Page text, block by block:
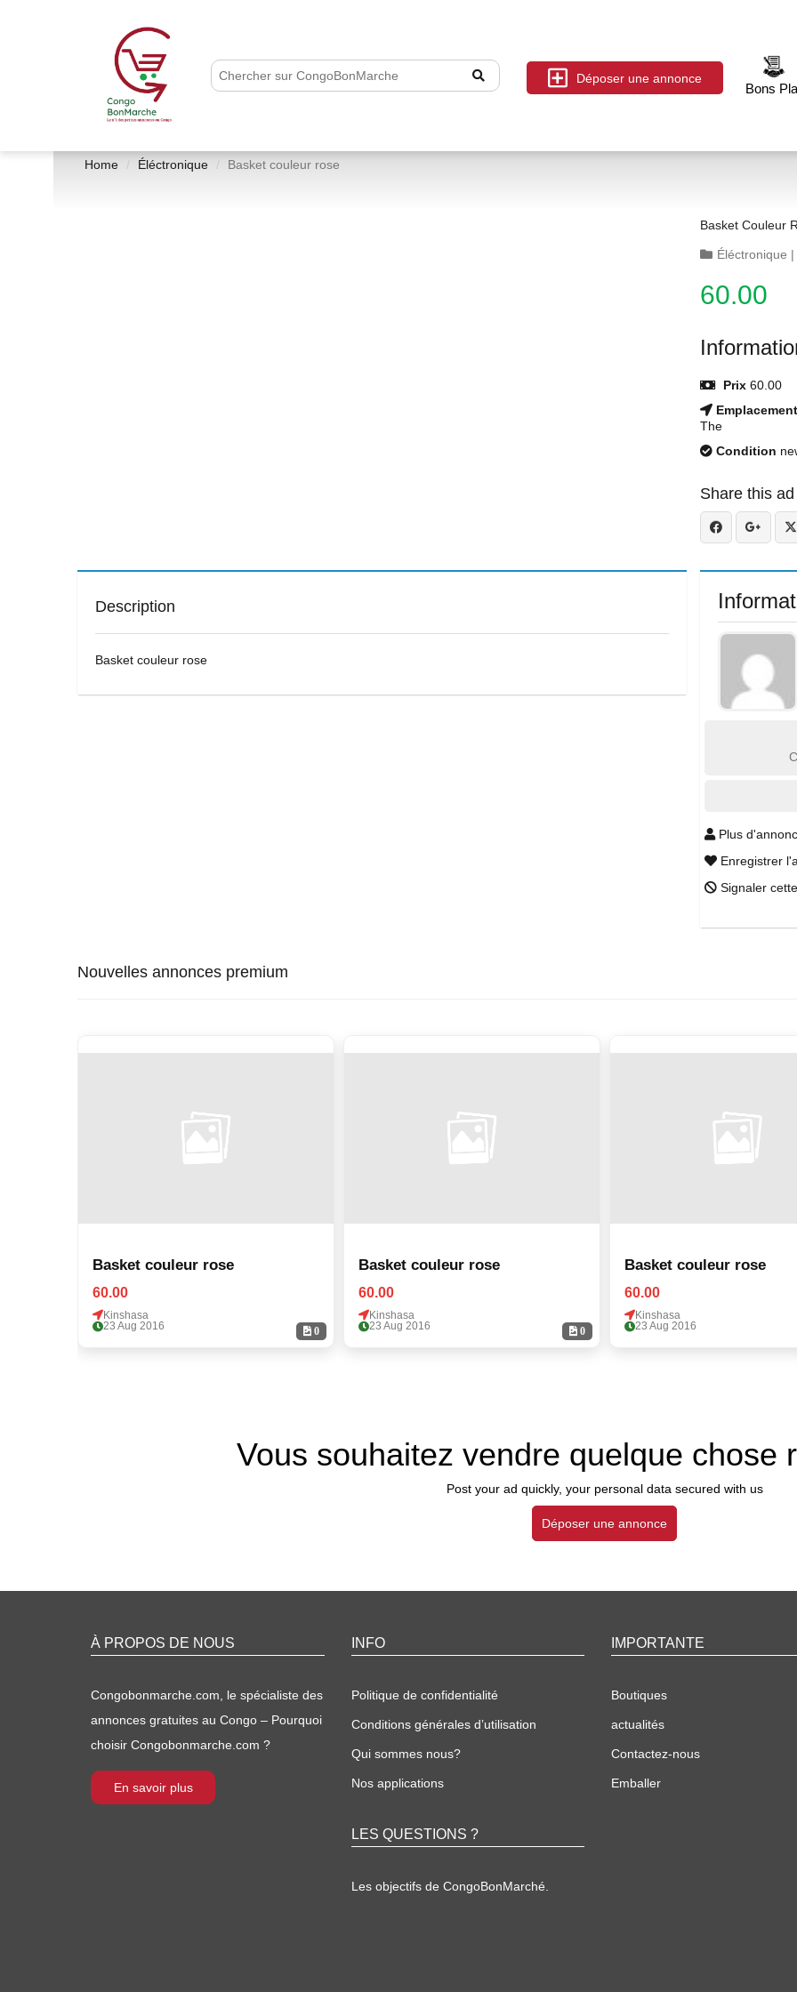
Déposer une annonce
Bons
Home Éléctronique Basket couleur rose
Basket Couleur
Éléctronique |
60.00
Prix 60.00
Emplacement
The
Condition
Share this ad
Description
Basket couleur rose
Plus
Enregistrer
Signaler
Nouvelles annonces premium
0
Basket couleur rose
60.00
Kinshasa
23 Aug 2016
0
Basket couleur rose
60.00
Kinshasa
23 Aug 2016
Basket couleur rose
60.00
Kinshasa
23 Aug 2016
Vous souhaitez vendre quelque chose
Post your ad quickly, your personal data secured with us
Déposer une annonce
À PROPOS DE NOUS
Congobonmarche.com, le spécialiste des
annonces gratuites au Congo – Pourquoi
choisir Congobonmarche.com ?
En savoir plus
INFO
Politique de confidentialité
Conditions générales d’utilisation
Qui sommes nous?
Nos applications
LES QUESTIONS ?
Les objectifs de CongoBonMarché.
IMPORTANTE
Boutiques
actualités
Contactez-nous
Emballer